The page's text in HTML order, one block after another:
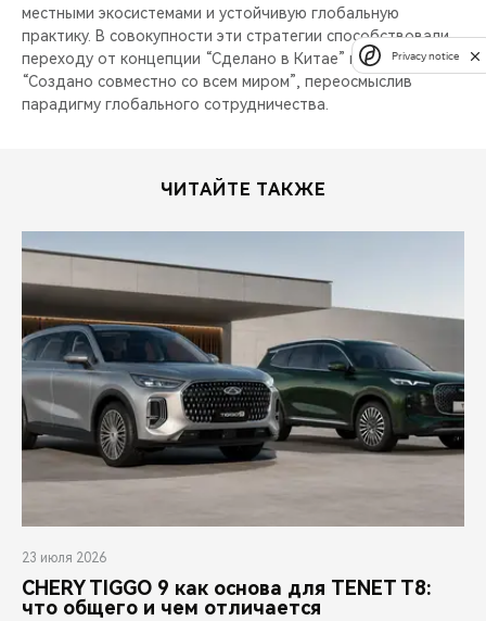
местными экосистемами и устойчивую глобальную
практику. В совокупности эти стратегии способствовали
переходу от концепции “Сделано в Китае” к концепции
“Создано совместно со всем миром”, переосмыслив
парадигму глобального сотрудничества.
ЧИТАЙТЕ ТАКЖЕ
23 июля 2026
CHERY TIGGO 9 как основа для TENET T8:
что общего и чем отличается
Privacy notice